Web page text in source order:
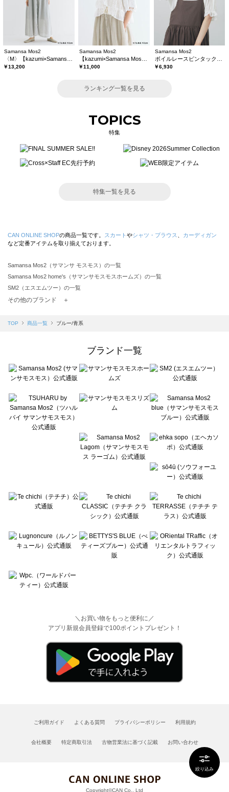
絞り込み
Samansa Mos2
￥13,200
Samansa Mos2
￥11,000
Samansa Mos2
￥6,930
ランキング一覧を見る
TOPICS
特集
特集一覧を見る
CAN ONLINE SHOPの商品一覧です。 スカート やシャツ・ブラウス
カーディガン
など定番アイテムを取り揃えております。
Samansa Mos2（サマンサ モスモス）の一覧
Samansa Mos2 home's（サマンサモスモスホームズ）の一覧
SM2（エスエムツー）の一覧
TSUHARU by Samansa Mos2（ツハルバイサマンサモスモス）の一覧
Samansa Mos2 blue（サマンサモスモス ブルー）の一覧
Te chichi（テチチ）の一覧
Te chichi CLASSIC（テチチ クラシック）の一覧
Lugnoncure（ルノンキュール）の一覧
BETTY'S BLUE（べティーズブルー）の一覧
Wpc.（ワールドパーティー）の一覧
その他のブランド ＋
TOP 商品一覧 ブルー/青系
ブランド一覧
＼お買い物をもっと便利に／
アプリ新規会員登録で100ポイントプレゼント！
ご利用ガイド よくある質問 プライバシーポリシー 利用規約
会社概要 特定商取引法 古物営業法に基づく記載 お問い合わせ
Copyright©CAN Co., Ltd